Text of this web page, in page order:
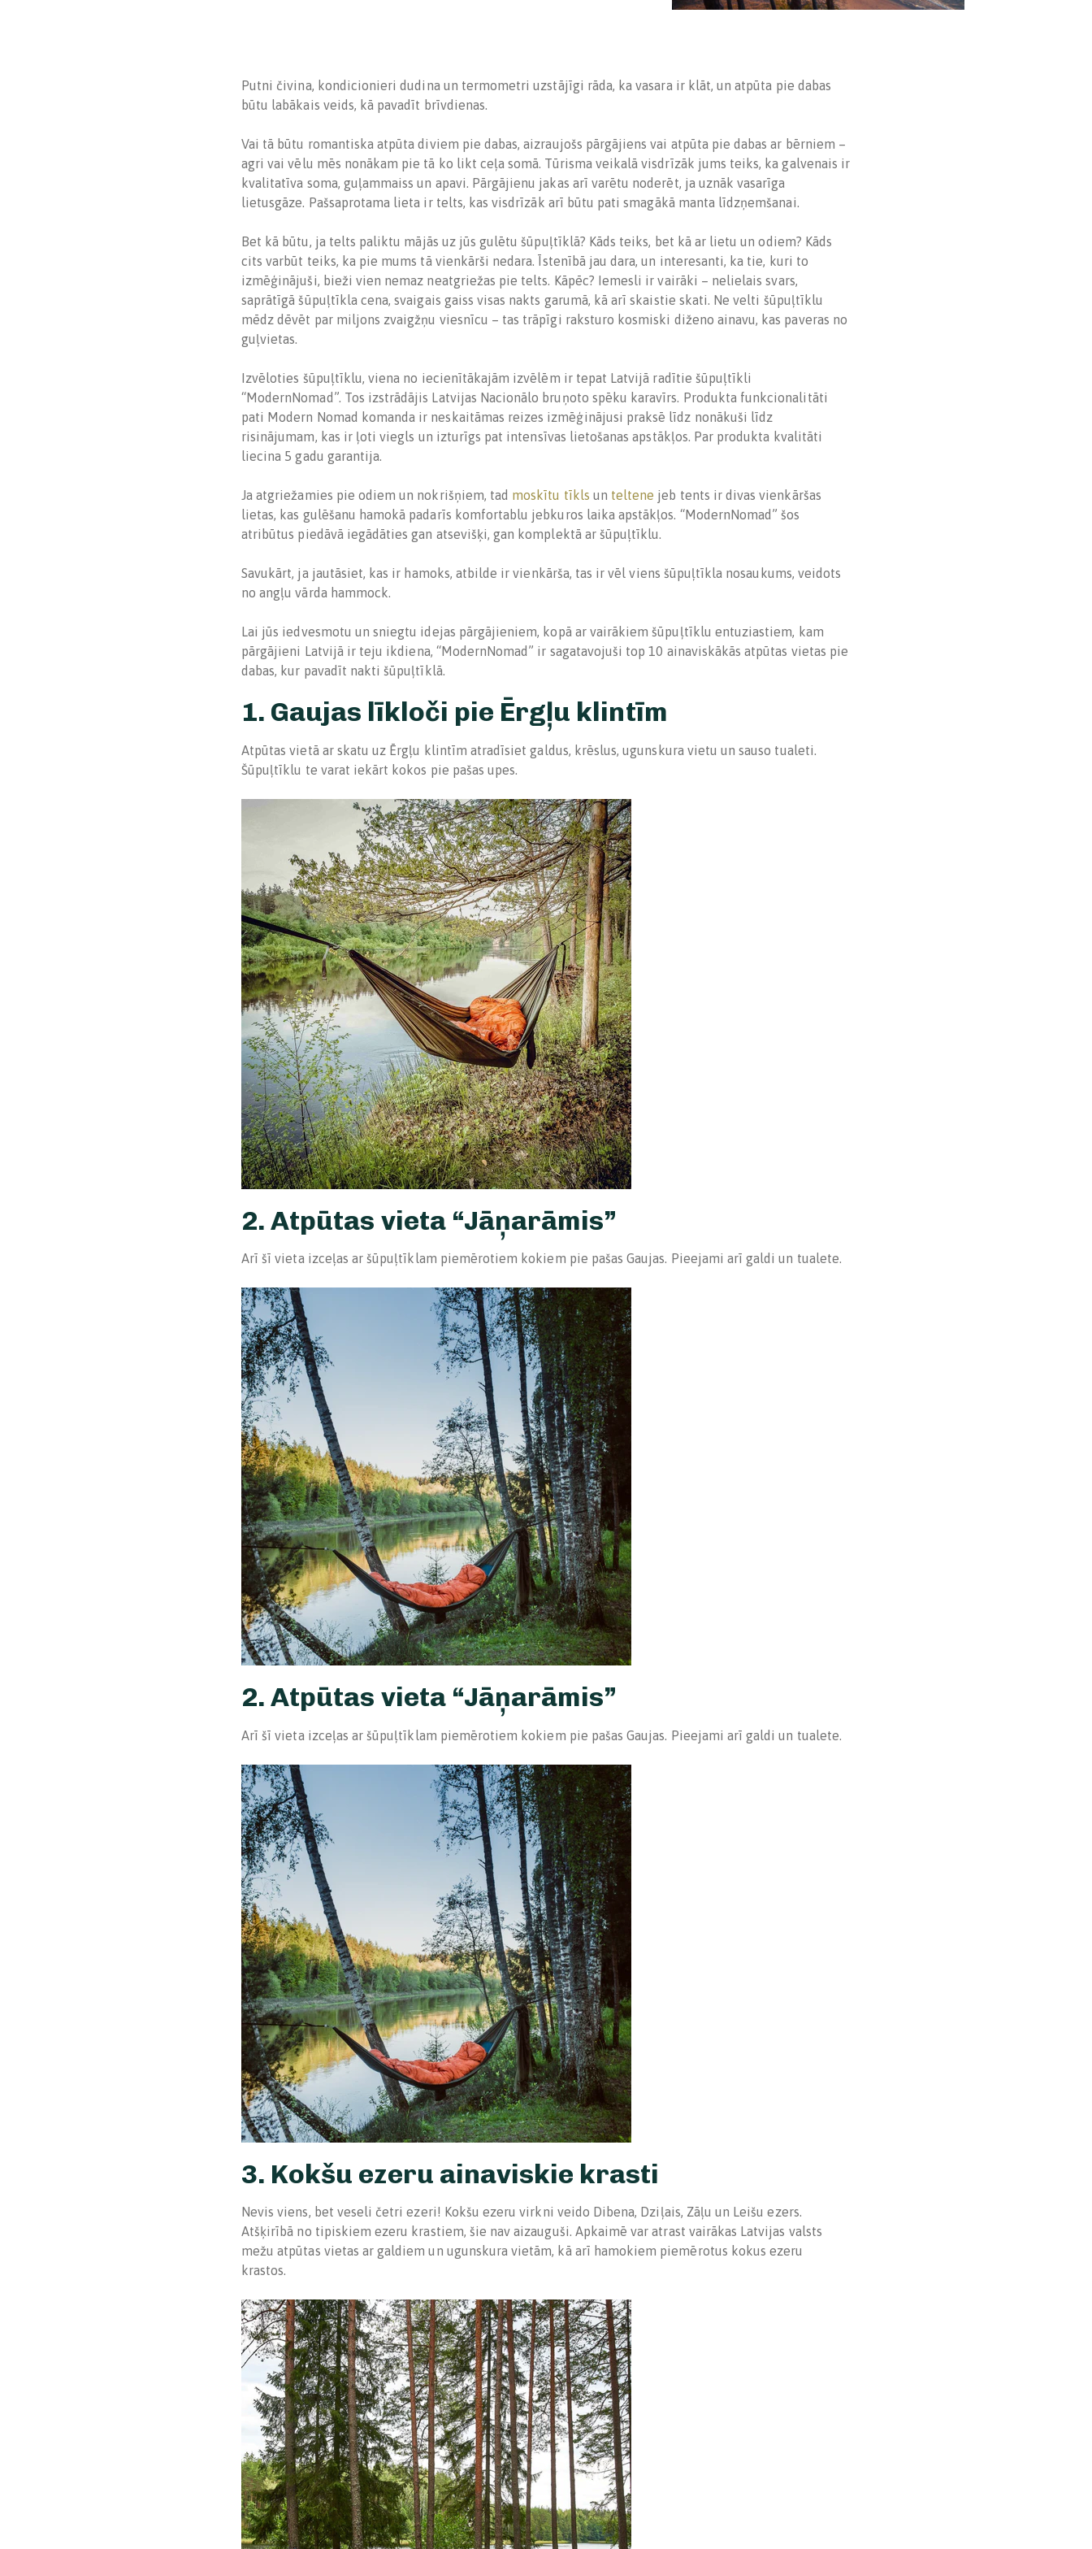
Putni čivina, kondicionieri dudina un termometri uzstājīgi rāda, ka vasara ir klāt, un atpūta pie dabas
būtu labākais veids, kā pavadīt brīvdienas.
Vai tā būtu romantiska atpūta diviem pie dabas, aizraujošs pārgājiens vai atpūta pie dabas ar bērniem ­–
agri vai vēlu mēs nonākam pie tā ko likt ceļa somā. Tūrisma veikalā visdrīzāk jums teiks, ka galvenais ir
kvalitatīva soma, guļammaiss un apavi. Pārgājienu jakas arī varētu noderēt, ja uznāk vasarīga
lietusgāze. Pašsaprotama lieta ir telts, kas visdrīzāk arī būtu pati smagākā manta līdzņemšanai.
Bet kā būtu, ja telts paliktu mājās uz jūs gulētu šūpuļtīklā? Kāds teiks, bet kā ar lietu un odiem? Kāds
cits varbūt teiks, ka pie mums tā vienkārši nedara. Īstenībā jau dara, un interesanti, ka tie, kuri to
izmēģinājuši, bieži vien nemaz neatgriežas pie telts. Kāpēc? Iemesli ir vairāki – nelielais svars,
saprātīgā šūpuļtīkla cena, svaigais gaiss visas nakts garumā, kā arī skaistie skati. Ne velti šūpuļtīklu
mēdz dēvēt par miljons zvaigžņu viesnīcu – tas trāpīgi raksturo kosmiski diženo ainavu, kas paveras no
guļvietas.
Izvēloties šūpuļtīklu, viena no iecienītākajām izvēlēm ir tepat Latvijā radītie šūpuļtīkli
“ModernNomad”. Tos izstrādājis Latvijas Nacionālo bruņoto spēku karavīrs. Produkta funkcionalitāti
pati Modern Nomad komanda ir neskaitāmas reizes izmēģinājusi praksē līdz nonākuši līdz
risinājumam, kas ir ļoti viegls un izturīgs pat intensīvas lietošanas apstākļos. Par produkta kvalitāti
liecina 5 gadu garantija.
Ja atgriežamies pie odiem un nokrišņiem, tad moskītu tīkls un teltene jeb tents ir divas vienkāršas
lietas, kas gulēšanu hamokā padarīs komfortablu jebkuros laika apstākļos. “ModernNomad” šos
atribūtus piedāvā iegādāties gan atsevišķi, gan komplektā ar šūpuļtīklu.
Savukārt, ja jautāsiet, kas ir hamoks, atbilde ir vienkārša, tas ir vēl viens šūpuļtīkla nosaukums, veidots
no angļu vārda hammock.
Lai jūs iedvesmotu un sniegtu idejas pārgājieniem, kopā ar vairākiem šūpuļtīklu entuziastiem, kam
pārgājieni Latvijā ir teju ikdiena, “ModernNomad” ir sagatavojuši top 10 ainaviskākās atpūtas vietas pie
dabas, kur pavadīt nakti šūpuļtīklā.
1. Gaujas līkloči pie Ērgļu klintīm
Atpūtas vietā ar skatu uz Ērgļu klintīm atradīsiet galdus, krēslus, ugunskura vietu un sauso tualeti.
Šūpuļtīklu te varat iekārt kokos pie pašas upes.
2. Atpūtas vieta “Jāņarāmis”
Arī šī vieta izceļas ar šūpuļtīklam piemērotiem kokiem pie pašas Gaujas. Pieejami arī galdi un tualete.
2. Atpūtas vieta “Jāņarāmis”
Arī šī vieta izceļas ar šūpuļtīklam piemērotiem kokiem pie pašas Gaujas. Pieejami arī galdi un tualete.
3. Kokšu ezeru ainaviskie krasti
Nevis viens, bet veseli četri ezeri! Kokšu ezeru virkni veido Dibena, Dziļais, Zāļu un Leišu ezers.
Atšķirībā no tipiskiem ezeru krastiem, šie nav aizauguši. Apkaimē var atrast vairākas Latvijas valsts
mežu atpūtas vietas ar galdiem un ugunskura vietām, kā arī hamokiem piemērotus kokus ezeru
krastos.